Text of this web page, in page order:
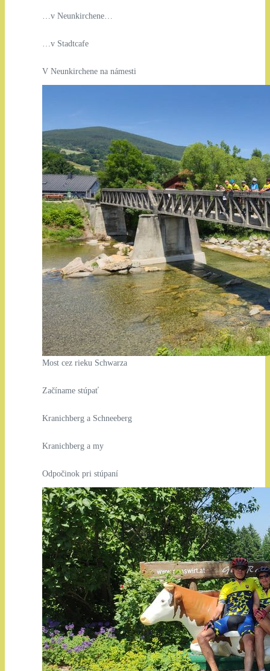
…v Neunkirchene…
…v Stadtcafe
V Neunkirchene na námesti
Most cez rieku Schwarza
Začíname stúpať
Kranichberg a Schneeberg
Kranichberg a my
Odpočinok pri stúpaní